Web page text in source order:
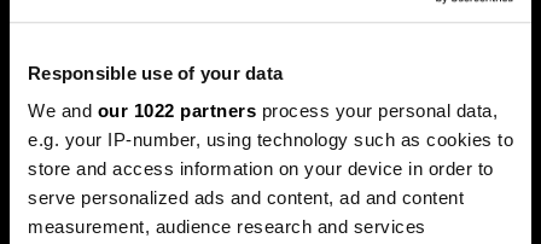
Responsible use of your data
We and our 1022 partners process your personal data,
e.g. your IP-number, using technology such as cookies to
store and access information on your device in order to
serve personalized ads and content, ad and content
measurement, audience research and services
koje su obilježile 2025. godinu
Pronašli smo 25 kompanija iz regije koje su ostavile najveći
trag u 2025. godini.